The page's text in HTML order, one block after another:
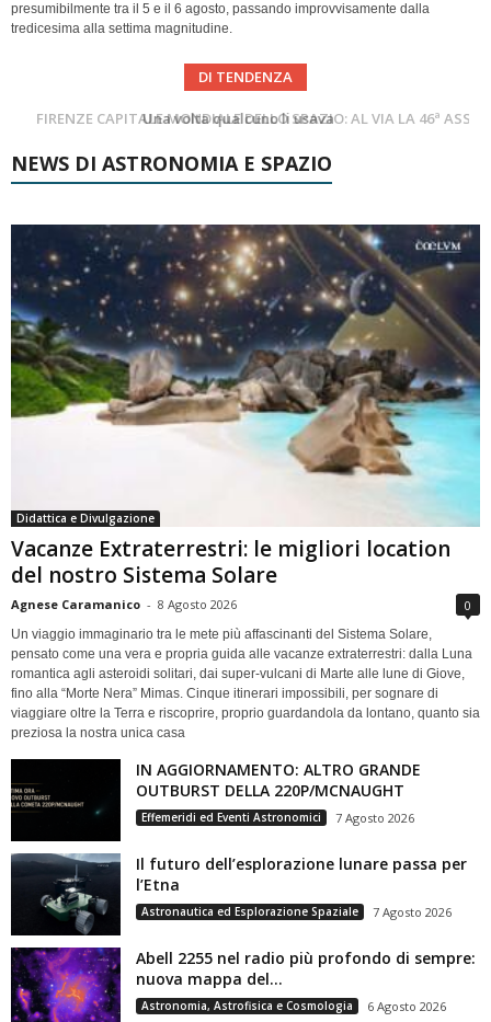
presumibilmente tra il 5 e il 6 agosto, passando improvvisamente dalla
tredicesima alla settima magnitudine.
DI TENDENZA
FIRENZE CAPITALE MONDIALE DELLO SPAZIO: AL VIA LA 46ª ASSEMBLEA SCIENTIFICA DEL COSPAR
Cielo del Mese di Agosto 2026
NEWS DI ASTRONOMIA E SPAZIO
Didattica e Divulgazione
Vacanze Extraterrestri: le migliori location
del nostro Sistema Solare
Agnese Caramanico - 8 Agosto 2026 0
Un viaggio immaginario tra le mete più affascinanti del Sistema Solare,
pensato come una vera e propria guida alle vacanze extraterrestri: dalla Luna
romantica agli asteroidi solitari, dai super-vulcani di Marte alle lune di Giove,
fino alla “Morte Nera” Mimas. Cinque itinerari impossibili, per sognare di
viaggiare oltre la Terra e riscoprire, proprio guardandola da lontano, quanto sia
preziosa la nostra unica casa
IN AGGIORNAMENTO: ALTRO GRANDE
OUTBURST DELLA 220P/MCNAUGHT
Effemeridi ed Eventi Astronomici 7 Agosto 2026
Il futuro dell’esplorazione lunare passa per
l’Etna
Astronautica ed Esplorazione Spaziale 7 Agosto 2026
Abell 2255 nel radio più profondo di sempre:
nuova mappa del...
Astronomia, Astrofisica e Cosmologia 6 Agosto 2026